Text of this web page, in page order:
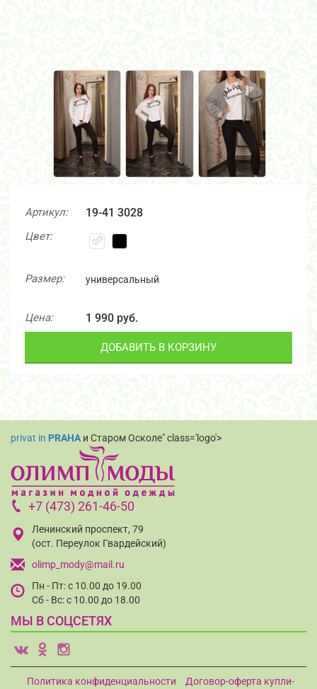
Артикул: 19-41 3028
Цвет:
Размер: универсальный
Цена: 1 990 руб.
ДОБАВИТЬ В КОРЗИНУ
privat in PRAHA и Старом Осколе" class='logo'>
+7 (473) 261-46-50
Ленинский проспект, 79
(ост. Переулок Гвардейский)
olimp_mody@mail.ru
Пн - Пт: с 10.00 до 19.00
Сб - Вс: с 10.00 до 18.00
МЫ В СОЦСЕТЯХ
v o i
Политика конфиденциальности Договор-оферта купли-